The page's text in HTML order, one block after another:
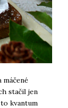
máčené
stačil jen
kvantum